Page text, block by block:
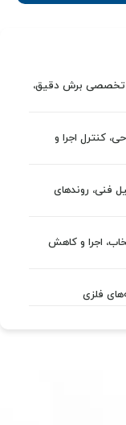
تخصصی برش دقیق،
کنترل اجرا و
فنی، روندهای
اجرا و کاهش
فلزی